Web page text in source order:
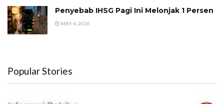
Penyebab IHSG Pagi Ini Melonjak 1 Persen
MAY 4, 2026
Popular Stories